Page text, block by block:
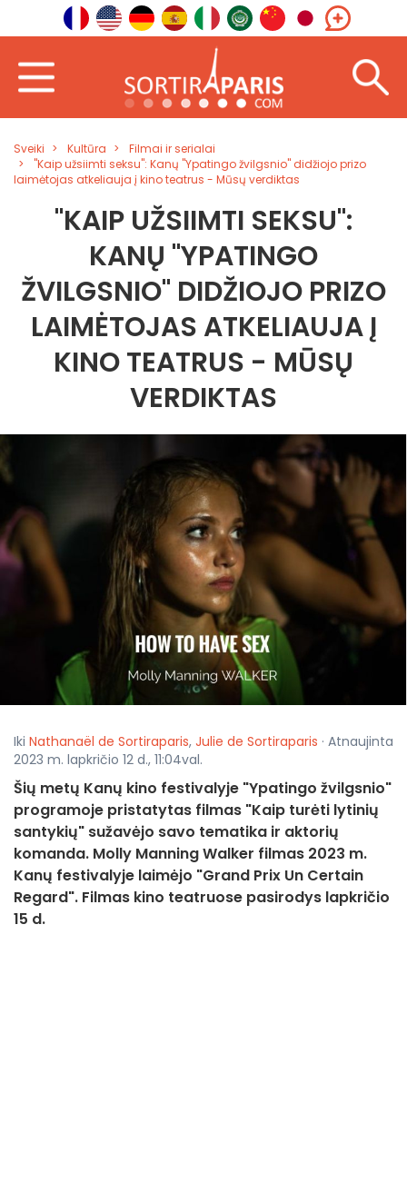
Sveiki Kultūra
Filmai ir serialai
"Kaip užsiimti seksu": Kanų "Ypatingo žvilgsnio" didžiojo prizo
laimėtojas atkeliauja į kino teatrus - Mūsų verdiktas
"KAIP UŽSIIMTI SEKSU":
KANŲ "YPATINGO
ŽVILGSNIO" DIDŽIOJO PRIZO
LAIMĖTOJAS ATKELIAUJA Į
KINO TEATRUS - MŪSŲ
VERDIKTAS
Iki Nathanaël de Sortiraparis, Julie de Sortiraparis · Atnaujinta
2023 m. lapkričio 12 d., 11:04val.
Šių metų Kanų kino festivalyje "Ypatingo žvilgsnio"
programoje pristatytas filmas "Kaip turėti lytinių
santykių" sužavėjo savo tematika ir aktorių
komanda. Molly Manning Walker filmas 2023 m.
Kanų festivalyje laimėjo "Grand Prix Un Certain
Regard". Filmas kino teatruose pasirodys lapkričio
15 d.